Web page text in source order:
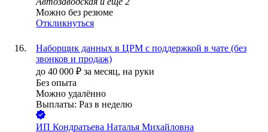
Можно без резюме
Откликнуться
Наборщик данных в ЦРМ с поддержкой в чате (без
звонков и продаж)
до 40 000 ₽ за месяц, на руки
Без опыта
Можно удалённо
Выплаты: Раз в неделю
ИП Кондратьева Наталья Михайловна